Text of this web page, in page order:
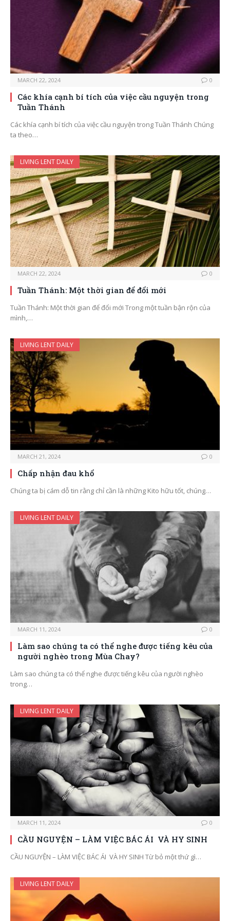
MARCH 22, 2024 0
Các khía cạnh bí tích của việc cầu nguyện trong
Tuần Thánh
Các khía cạnh bí tích của việc cầu nguyện trong Tuần Thánh Chúng
ta theo…
LIVING LENT DAILY
MARCH 22, 2024 0
Tuần Thánh: Một thời gian để đổi mới
Tuần Thánh: Một thời gian để đổi mới Trong một tuần bận rộn của
mình,…
LIVING LENT DAILY
MARCH 21, 2024 0
Chấp nhận đau khổ
Chúng ta bị cám dỗ tin rằng chỉ cần là những Kito hữu tốt, chúng…
LIVING LENT DAILY
MARCH 11, 2024 0
Làm sao chúng ta có thể nghe được tiếng kêu của
người nghèo trong Mùa Chay?
Làm sao chúng ta có thể nghe được tiếng kêu của người nghèo
trong…
LIVING LENT DAILY
MARCH 11, 2024 0
CẦU NGUYỆN – LÀM VIỆC BÁC ÁI VÀ HY SINH
CẦU NGUYỆN – LÀM VIỆC BÁC ÁI VÀ HY SINH Từ bỏ một thứ gì…
LIVING LENT DAILY